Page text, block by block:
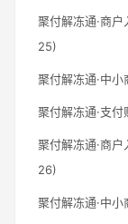
聚付解冻通·商
25)
聚付解冻通·中
聚付解冻通·支
聚付解冻通·商
26)
聚付解冻通·中